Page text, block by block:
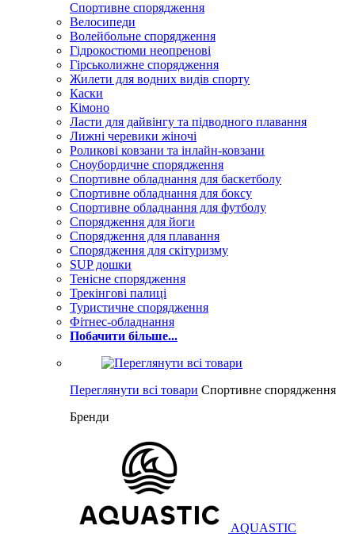
Спортивне спорядження
Велосипеди
Волейбольне спорядження
Гідрокостюми неопренові
Гірськолижне спорядження
Жилети для водних видів спорту
Каски
Кімоно
Ласти для дайвінгу та підводного плавання
Лижні черевики жіночі
Роликові ковзани та інлайн-ковзани
Сноубордичне спорядження
Спортивне обладнання для баскетболу
Спортивне обладнання для боксу
Спортивне обладнання для футболу
Спорядження для йоги
Спорядження для плавання
Спорядження для скітуризму
SUP дошки
Тенісне спорядження
Трекінгові палиці
Туристичне спорядження
Фітнес-обладнання
Побачити більше...
Переглянути всі товари Спортивне спорядження
Бренди
AQUASTIC